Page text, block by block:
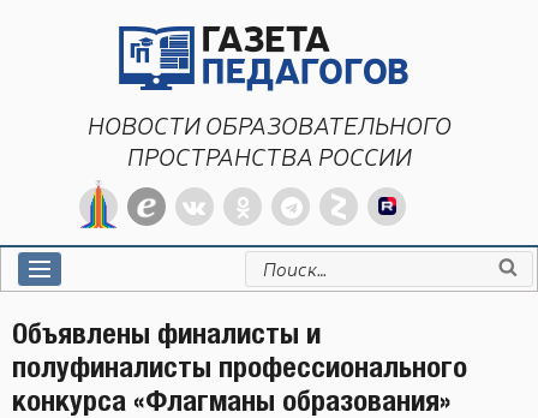
НОВОСТИ ОБРАЗОВАТЕЛЬНОГО
ПРОСТРАНСТВА РОССИИ
Искать:
Объявлены финалисты и
полуфиналисты профессионального
конкурса «Флагманы образования»